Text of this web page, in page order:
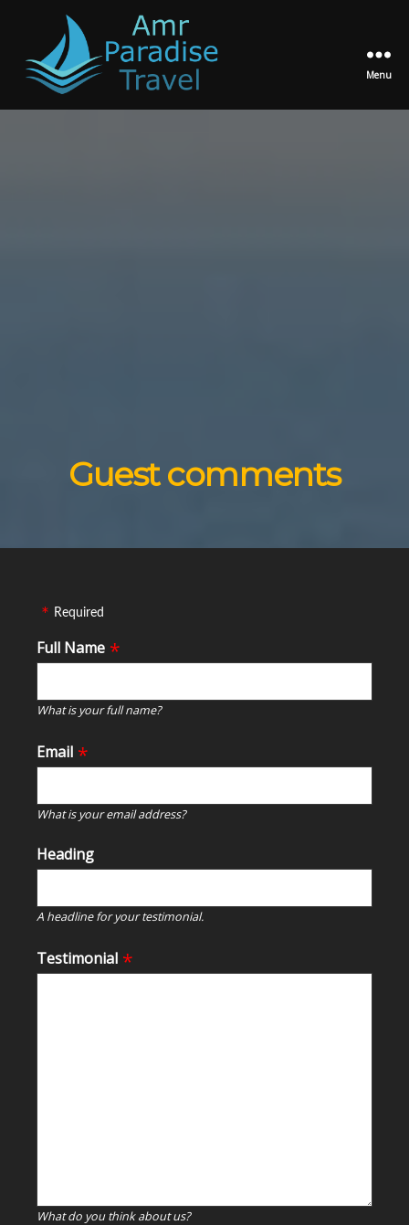
Amr
Menu
Guest comments
Required
Full Name
What is your full name?
Email
What is your email address?
Heading
A headline for your testimonial.
Testimonial
What do you think about us?